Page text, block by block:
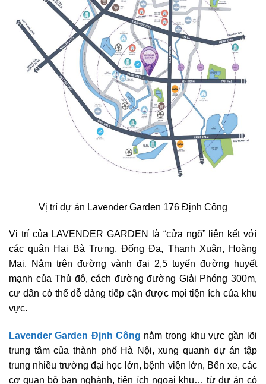
Vị trí dự án Lavender Garden 176 Định Công
Vị trí của LAVENDER GARDEN là “cửa ngõ” liên kết với
các quận Hai Bà Trưng, Đống Đa, Thanh Xuân, Hoàng
Mai. Nằm trên đường vành đai 2,5 tuyến đường huyết
mạnh của Thủ đô, cách đường đường Giải Phóng 300m,
cư dân có thể dễ dàng tiếp cận được mọi tiện ích của khu
vực.
Lavender Garden Định Công nằm trong khu vực gần lõi
trung tâm của thành phố Hà Nội, xung quanh dự án tập
trung nhiều trường đại học lớn, bệnh viện lớn, Bến xe, các
cơ quan bộ ban nghành, tiện ích ngoại khu… từ dự án có